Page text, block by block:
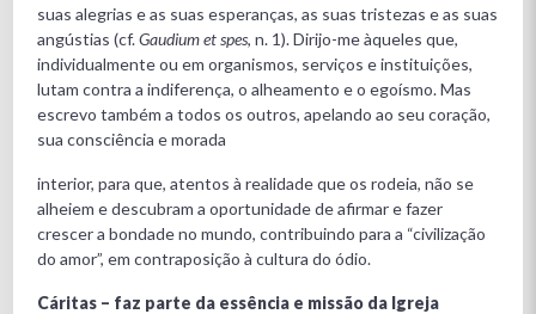
suas alegrias e as suas esperanças, as suas tristezas e as suas
angústias (cf.Gaudium et spes, n. 1). Dirijo-me àqueles que,
individualmente ou em organismos, serviços e instituições,
lutam contra a indiferença, o alheamento e o egoísmo. Mas
escrevo também a todos os outros, apelando ao seu coração,
sua consciência e morada
interior, para que, atentos à realidade que os rodeia, não se
alheiem e descubram a oportunidade de afirmar e fazer
crescer a bondade no mundo, contribuindo para a “civilização
do amor”, em contraposição à cultura do ódio.
Cáritas – faz parte da essência e missão da Igreja